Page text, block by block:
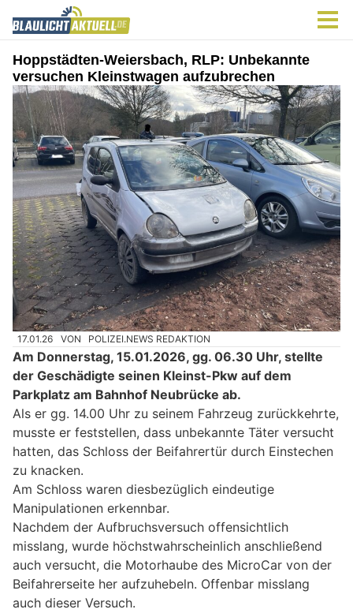
Hoppstädten-Weiersbach, RLP: Unbekannte
versuchen Kleinstwagen aufzubrechen
17.01.26 VON POLIZEI.NEWS REDAKTION
Am Donnerstag, 15.01.2026, gg. 06.30 Uhr, stellte
der Geschädigte seinen Kleinst-Pkw auf dem
Parkplatz am Bahnhof Neubrücke ab.
Als er gg. 14.00 Uhr zu seinem Fahrzeug zurückkehrte,
musste er feststellen, dass unbekannte Täter versucht
hatten, das Schloss der Beifahrertür durch Einstechen
zu knacken.
Am Schloss waren diesbezüglich eindeutige
Manipulationen erkennbar.
Nachdem der Aufbruchsversuch offensichtlich
misslang, wurde höchstwahrscheinlich anschließend
auch versucht, die Motorhaube des MicroCar von der
Beifahrerseite her aufzuhebeln. Offenbar misslang
auch dieser Versuch.